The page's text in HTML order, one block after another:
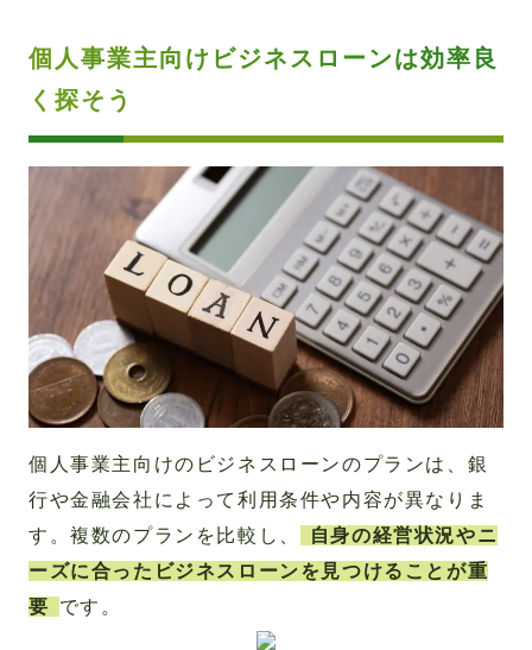
個人事業主向けビジネスローンは効率良
く探そう
個人事業主向けのビジネスローンのプランは、銀
行や金融会社によって利用条件や内容が異なりま
す。複数のプランを比較し、
自身の経営状況やニ
ーズに合ったビジネスローンを見つけることが重
要
です。